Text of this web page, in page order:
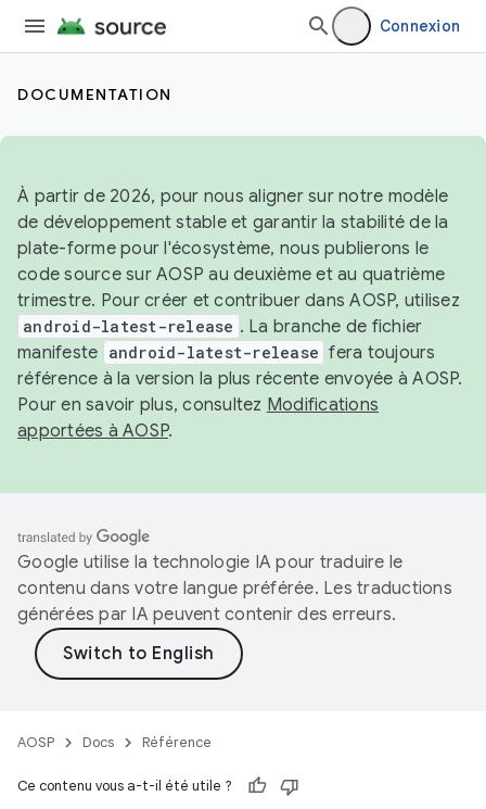
Connexion
DOCUMENTATION
À partir de 2026, pour nous aligner sur notre modèle
de développement stable et garantir la stabilité de la
plate-forme pour l'écosystème, nous publierons le
code source sur AOSP au deuxième et au quatrième
trimestre. Pour créer et contribuer dans AOSP, utilisez
android-latest-release . La branche de fichier
manifeste android-latest-release fera toujours
référence à la version la plus récente envoyée à AOSP.
Pour en savoir plus, consultez Modifications
apportées à AOSP.
Google utilise la technologie IA pour traduire le
contenu dans votre langue préférée. Les traductions
générées par IA peuvent contenir des erreurs.
AOSP Docs Référence
Ce contenu vous a-t-il été utile ?